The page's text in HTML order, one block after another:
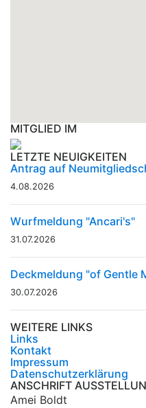
MITGLIED IM
LETZTE NEUIGKEITEN
Antrag auf
4.08.2026
Wurfmeldung "Ancari's"
31.07.2026
Deckmeldung "of Gentle
30.07.2026
WEITERE LINKS
Links
Kontakt
Impressum
Datenschutzerklärung
ANSCHRIFT
Amei Boldt